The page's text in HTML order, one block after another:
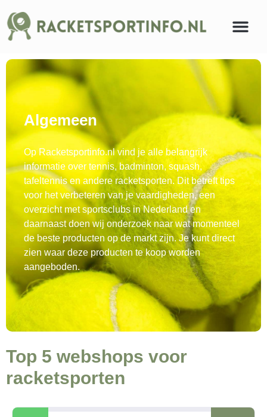
Algemeen
Op Racketsportinfo.nl vind je alle belangrijk
informatie over tennis, badminton, squash,
tafeltennis en andere racketsporten. Dit betreft tips
voor het verbeteren van je vaardigheden, een
overzicht met sportsclubs in Nederland en
daarnaast doen wij onderzoek naar wat momenteel
de beste producten op de markt zijn. Je kunt direct
zien waar deze producten te koop worden
aangeboden.
Top 5 webshops voor
racketsporten